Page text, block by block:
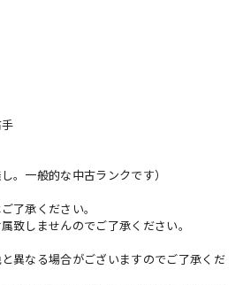
。一般的な中古ランクです）
了承ください。
致しませんのでご了承ください。
異なる場合がございますのでご了承くだ